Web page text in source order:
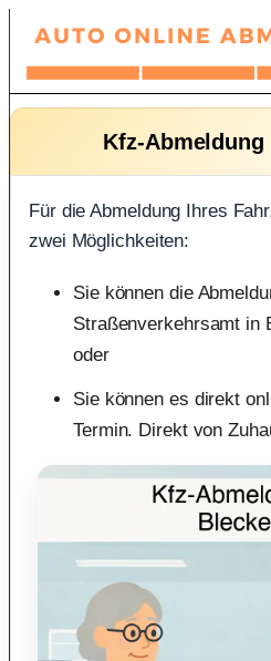
Zum
springen
Kfz-
Für die Abmeldung Ihres
zwei Möglichkeiten:
Sie können die
Straßenverkehrsamt in
oder
Sie können es direkt
Termin. Direkt von